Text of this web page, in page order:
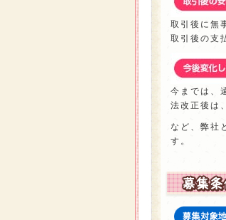
取引後に無
取引後の支
今までは、
法改正後は
など、弊社
す。